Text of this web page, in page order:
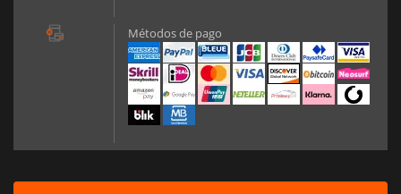
Métodos de pago